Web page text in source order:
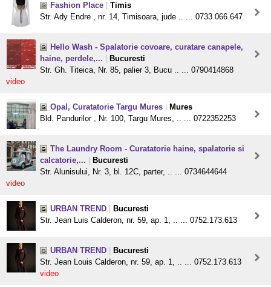
Fashion Place
Timis
Str. Ady Endre , nr. 14, Timisoara, jude .. ... 0733.066.647
Hello Wash - Spalatorie covoare, curatare canapele,
haine, perdele,...
Bucuresti
Str. Gh. Titeica, Nr. 85, palier 3, Bucu .. ... 0790414868
video
Opal, Curatatorie Targu Mures
Mures
Bld. Pandurilor , Nr. 100, Targu Mures, .. ... 0722352253
The Laundry Room - Curatatorie haine, spalatorie si
calcatorie,...
Bucuresti
Str. Alunisului, Nr. 3, bl. 12C, parter, .. ... 0734644644
video
URBAN TREND
Bucuresti
Str. Jean Luis Calderon, nr. 59, ap. 1, .. ... 0752.173.613
URBAN TREND
Bucuresti
Str. Jean Louis Calderon, nr. 59, ap. 1, .. ... 0752.173.613
video